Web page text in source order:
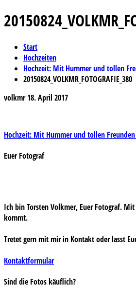
Start
Hochzeiten
Hochzeit: Mit Hummer und tollen
20150824_VOLKMR_FOTOGRAFIE_380
volkmr 18. April 2017
Beitragsnavigation
Hochzeit: Mit Hummer und tollen
Euer Fotograf
Ich bin Torsten Volkmer, Euer Fotograf.
kommt.
Tretet gern mit mir in Kontakt oder lasst
Kontaktformular
Sind die Fotos käuflich?